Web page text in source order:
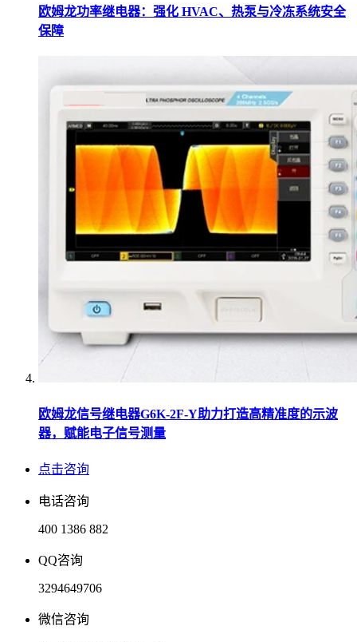
欧姆龙功率继电器：强化 HVAC、热泵与冷冻系统安全
保障
欧姆龙信号继电器G6K-2F-Y助力打造高精准度的示波
器，赋能电子信号测量
点击咨询
电话咨询
400 1386 882
QQ咨询
3294649706
微信咨询